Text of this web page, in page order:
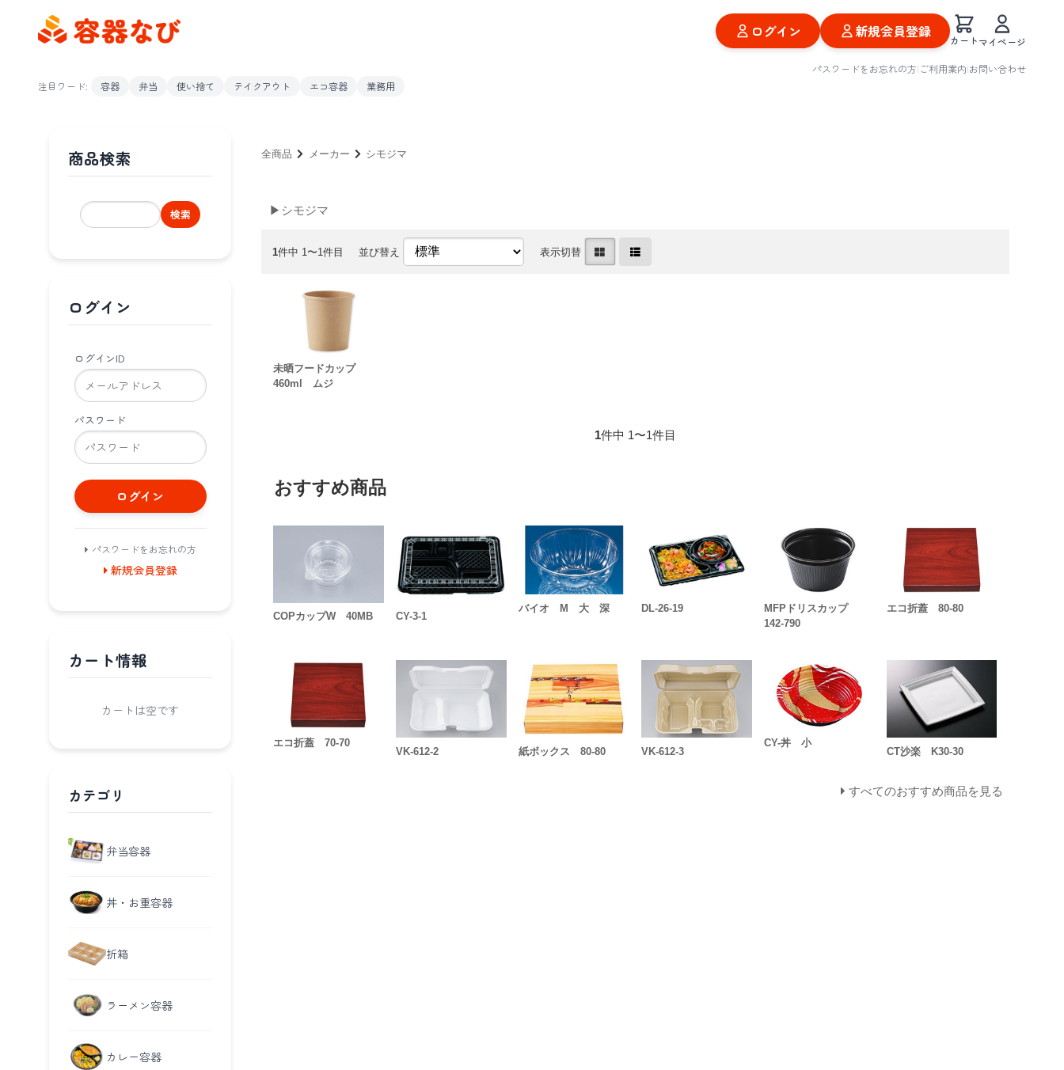
ログイン 新規会員登録 カートマイページ
パスワードをお忘れの方|ご利用案内|お問い合わせ
注目ワード:
容器 弁当 使い捨て テイクアウト エコ容器 業務用
全商品 メーカー シモジマ
▶シモジマ
1件中 1〜1件目 並び替え 表示切替
未晒フードカップ
460ml ムジ
1件中 1〜1件目
おすすめ商品
COPカップW 40MB CY-3-1
バイオ M 大 深 DL-26-19
MFPドリスカップ
142-790
エコ折蓋 80-80
エコ折蓋 70-70
VK-612-2 紙ボックス 80-80 VK-612-3
CY-丼 小
CT沙楽 K30-30
すべてのおすすめ商品を見る
商品検索
検索
ログイン
ログインID
パスワード
ログイン
パスワードをお忘れの方
新規会員登録
カート情報
カートは空です
カテゴリ
弁当容器
丼・お重容器
折箱
ラーメン容器
カレー容器